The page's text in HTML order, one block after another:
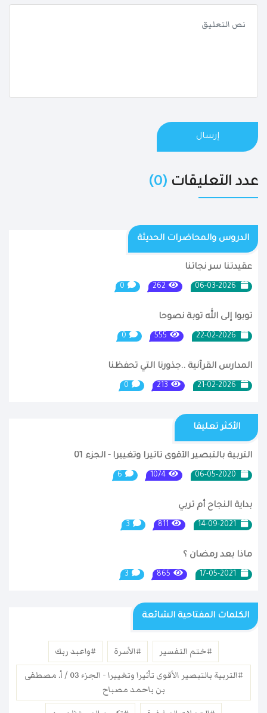
إرسال
عدد التعليقات (0)
الدروس والمحاضرات الحديثة
عقيدتنا سر نجاتنا
262
0
توبوا إلى الله توبة نصوحا
555
0
المدارس القرآنية ..جذورنا التي تحفظنا
213
0
الأكثر تعليقا
التربية بالتبصير الأقوى تأثيرا وتغييرا - الجزء 01
1074
6
بداية النجاح أم تربي
811
3
ماذا بعد رمضان ؟
865
3
الكلمات المفتاحية الشائعة
#ختم التفسير #الأسرة
#واعبد ربك
#التربية بالتبصير الأقوى تأثيرا وتغييرا - الجزء 03 / أ. مصطفى
بن باحمد مصباح